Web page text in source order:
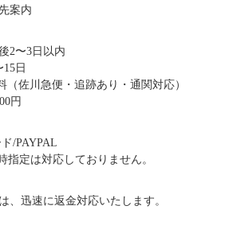
案内
2〜3日以内
15日
（佐川急便・追跡あり・通関対応）
円
/PAYPAL
定は対応しておりません。
、迅速に返金対応いたします。